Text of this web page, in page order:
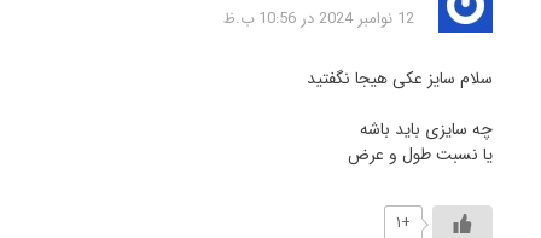
12 نوامبر 2024 در 10:56 ب.ظ
سلام سایز عکی هیجا نگفتید
چه سایزی باید باشه
یا نسبت طول و عرض
+۱